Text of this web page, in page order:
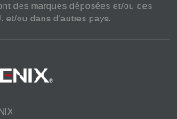
des marques déposées et/ou des
et/ou dans d'autres pays.